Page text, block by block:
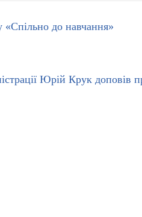
до навчання»
Юрій Крук доповів